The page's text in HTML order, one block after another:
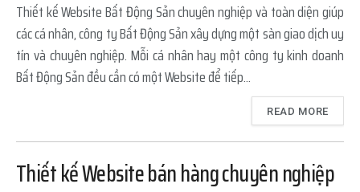
Thiết kế Website Bất Động Sản chuyên nghiệp và toàn diện giúp
các cá nhân, công ty Bất Động Sản xây dựng một sàn giao dịch uy
tín và chuyên nghiệp. Mỗi cá nhân hay một công ty kinh doanh
Bất Động Sản đều cần có một Website để tiếp...
READ MORE
Thiết kế Website bán hàng chuyên nghiệp